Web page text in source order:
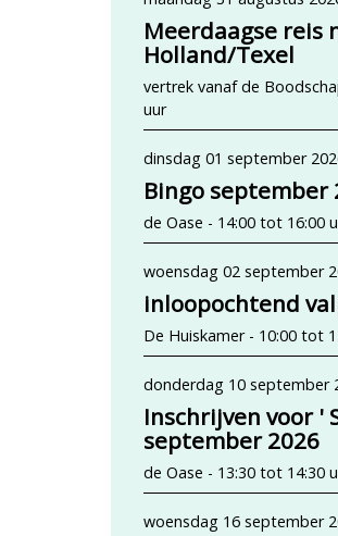
Meerdaagse reis
Holland/Texel
vertrek vanaf de
uur
dinsdag 01 september
Bingo september
de Oase - 14:00 tot 16:00
woensdag 02 september
inloopochtend
De Huiskamer - 10:00 tot
donderdag 10 september
Inschrijven voor '
september 2026
de Oase - 13:30 tot 14:30
woensdag 16 september